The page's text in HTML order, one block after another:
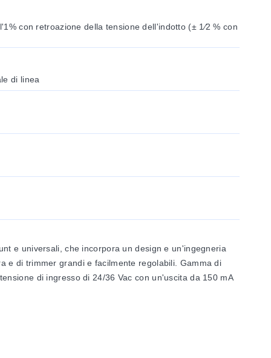
con retroazione della tensione dell'indotto (± 1⁄2 % con
di linea
e universali, che incorpora un design e un'ingegneria
e di trimmer grandi e facilmente regolabili. Gamma di
di ingresso di 24/36 Vac con un'uscita da 150 mA